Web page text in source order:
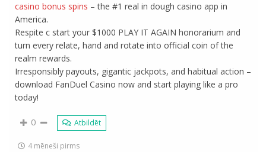
casino bonus spins
America.
Respite c start your $1000 PLAY IT AGAIN honorarium and
turn every relate, hand and rotate into official coin of the
realm rewards.
Irresponsibly payouts, gigantic jackpots, and habitual action –
download FanDuel Casino now and start playing like a pro
today!
0 Atbildēt
4 mēneši pirms